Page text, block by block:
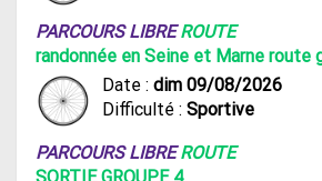
PARCOURS LIBREROUTE
randonnée en Seine et Marne route
Date : dim 09/08/2026
Difficulté : Sportive
PARCOURS LIBREROUTE